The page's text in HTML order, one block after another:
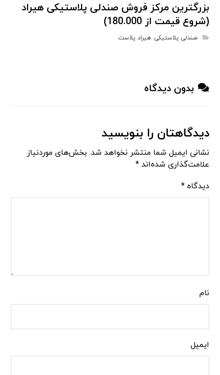
بزرگترین مرکز فروش صندلی پلاستیکی هیراد
(شروع قیمت از 180.000)
صندلی پلاستیکی,هیراد پلاست
بدون دیدگاه
دیدگاهتان را بنویسید
نشانی ایمیل شما منتشر نخواهد شد. بخش‌های موردنیاز
علامت‌گذاری شده‌اند*
دیدگاه*
نام
ایمیل